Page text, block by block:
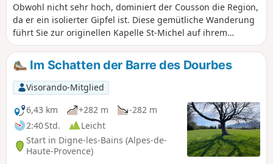
Obwohl nicht sehr hoch, dominiert der Cousson die Region,
da er ein isolierter Gipfel ist. Diese gemütliche Wanderung
führt Sie zur originellen Kapelle St-Michel auf ihrem
Aussichtspunkt und dann zum Südgipfel mit seiner
atemberaubenden Aussicht. Diese Wanderung bietet ein
ausgezeichnetes Verhältnis zwischen Aussicht und
Schwierigkeitsgrad! Ideal für Familien. Die Wanderung
dauert etwa 3 bis 3,5 Stunden, nicht länger. Es gibt keine
Überraschungen.
Im Schatten der Barre des Dourbes
Visorando-Mitglied
6,43 km
+282 m
-282 m
2:40 Std.
Leicht
Start in Digne-les-Bains (Alpes-de-
Haute-Provence)